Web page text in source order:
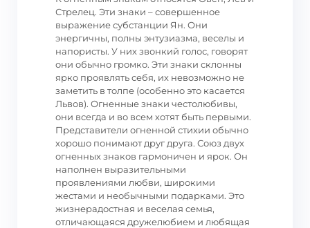
Стрелец. Эти знаки – совершенное
выражение субстанции Ян. Они
энергичны, полны энтузиазма, веселы и
напористы. У них звонкий голос, говорят
они обычно громко. Эти знаки склонны
ярко проявлять себя, их невозможно не
заметить в толпе (особенно это касается
Львов). Огненные знаки честолюбивы,
они всегда и во всем хотят быть первыми.
Представители огненной стихии обычно
хорошо понимают друг друга. Союз двух
огненных знаков гармоничен и ярок. Он
наполнен выразительными
проявлениями любви, широкими
жестами и необычными подарками. Это
жизнерадостная и веселая семья,
отличающаяся дружелюбием и любящая